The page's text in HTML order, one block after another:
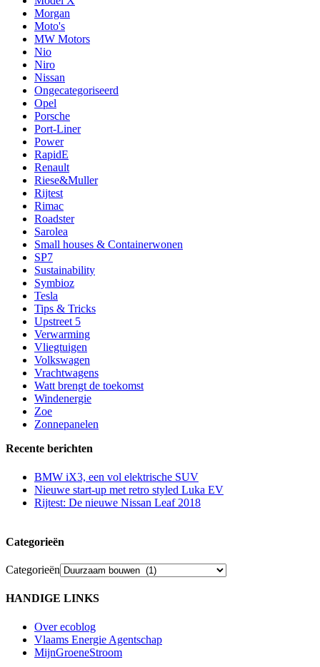
Morgan
Moto's
MW Motors
Nio
Niro
Nissan
Ongecategoriseerd
Opel
Porsche
Port-Liner
Power
RapidE
Renault
Riese&Muller
Rijtest
Rimac
Roadster
Sarolea
Small houses & Containerwonen
SP7
Sustainability
Symbioz
Tesla
Tips & Tricks
Upstreet 5
Verwarming
Vliegtuigen
Volkswagen
Vrachtwagens
Watt brengt de toekomst
Windenergie
Zoe
Zonnepanelen
Recente berichten
BMW iX3, een vol elektrische SUV
Nieuwe start-up met retro styled Luka EV
Rijtest: De nieuwe Nissan Leaf 2018
Categorieën
Categorieën
HANDIGE LINKS
Over ecoblog
Vlaams Energie Agentschap
MijnGroeneStroom